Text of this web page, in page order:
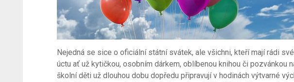
Nejedná se sice o oficiální státní svátek, ale všichni, kteří mají rádi
úctu ať už kytičkou, osobním dárkem, oblíbenou knihou či pozvánkou
školní děti už dlouhou dobu dopředu připravují v hodinách výtvarné